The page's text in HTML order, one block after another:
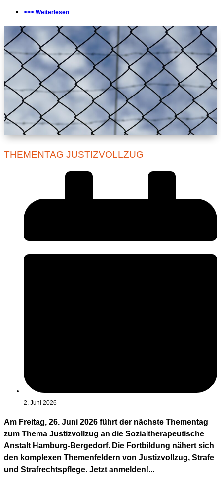
>>> Weiterlesen
THEMENTAG JUSTIZVOLLZUG
2. Juni 2026
Am Freitag, 26. Juni 2026 führt der nächste Thementag
zum Thema Justizvollzug an die Sozialtherapeutische
Anstalt Hamburg-Bergedorf. Die Fortbildung nähert sich
den komplexen Themenfeldern von Justizvollzug, Strafe
und Strafrechtspflege. Jetzt anmelden!...